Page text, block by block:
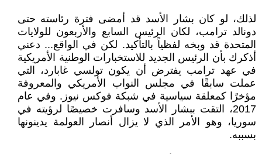
لذلك، لو كان بشار الأسد قد أمضى فترة رئاسته حتى
دونالد ترامب، لكان الرئيس السابع والأربعون للولايات
المتحدة قد وبخه لفظياً بالتأكيد. لكن في الواقع... دعني
أذكرك بأن الرئيس الجديد للاستخبارات الوطنية الأمريكية
في عهد ترامب يفترض أن يكون تولسي غابارد، التي
عملت سابقًا في مجلس النواب الأمريكي والمعروفة
مؤخرًا كمعلقة سياسية في شبكة فوكس نيوز. وفي عام
2017، التقت ببشار الأسد وسافرت خصيصًا لرؤيته في
سوريا، وهو الأمر الذي لا يزال أنصار العولمة يدينونها
بسببه.